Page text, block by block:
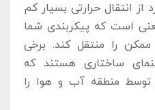
انتقال حرارتی بسیار کم
است که پیکربندی شما
ممکن را منتقل کند. برخی
ساختاری هستند که
توسط منطقه آب و هوا را